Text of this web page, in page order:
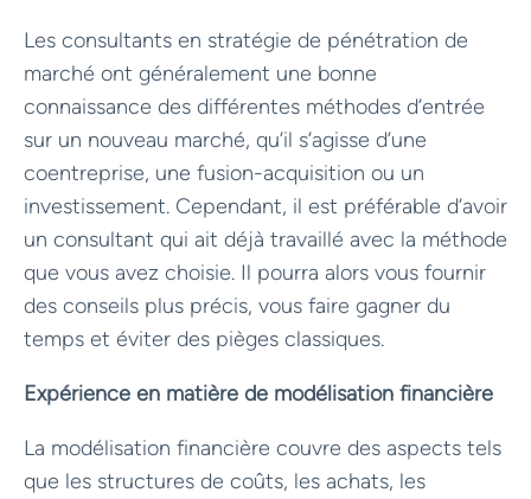
Les consultants en stratégie de pénétration de
marché ont généralement une bonne
connaissance des différentes méthodes d’entrée
sur un nouveau marché, qu’il s’agisse d’une
coentreprise, une fusion-acquisition ou un
investissement. Cependant, il est préférable d’avoir
un consultant qui ait déjà travaillé avec la méthode
que vous avez choisie. Il pourra alors vous fournir
des conseils plus précis, vous faire gagner du
temps et éviter des pièges classiques.
Expérience en matière de modélisation financière
La modélisation financière couvre des aspects tels
que les structures de coûts, les achats, les